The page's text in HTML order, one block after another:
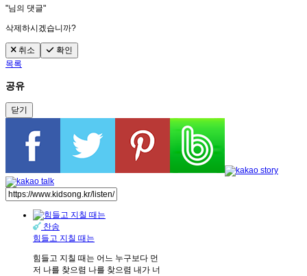
"님의 댓글"
삭제하시겠습니까?
취소
확인
목록
공유
닫기
찬송
힘들고 지칠 때는
힘들고 지칠 때는 어느 누구보다 먼
저 나를 찾으렴 나를 찾으렴 내가 너